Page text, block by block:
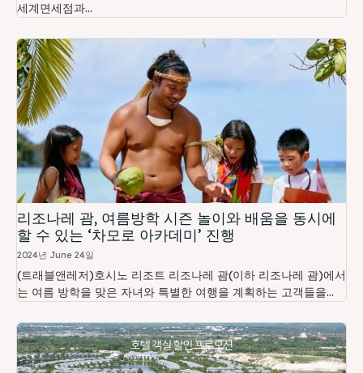
세계면세점과...
리조나레 괌, 여름방학 시즌 놀이와 배움을 동시에
할 수 있는 ‘차모로 아카데미’ 진행
2024년 June 24일
(트래블앤레저)호시노 리조트 리조나레 괌(이하 리조나레 괌)에서
는 여름 방학을 맞은 자녀와 특별한 여행을 계획하는 고객들을...